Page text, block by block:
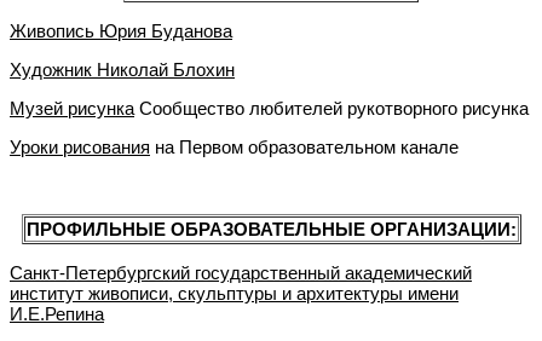
Живопись Юрия Буданова
Художник Николай Блохин
Музей рисунка Сообщество любителей рукотворного рисунка
Уроки рисования на Первом образовательном канале
ПРОФИЛЬНЫЕ ОБРАЗОВАТЕЛЬНЫЕ ОРГАНИЗАЦИИ:
Санкт-Петербургский государственный академический
институт живописи, скульптуры и архитектуры имени
И.Е.Репина